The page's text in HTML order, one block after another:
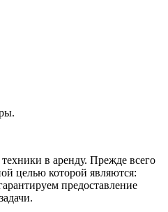
в аренду. Прежде всего
целью которой являются:
предоставление